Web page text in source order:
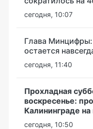
сегодня, 10:07
Глава
остается
сегодня, 11:40
Прохладная
воскресенье:
Калининграде
сегодня, 10:50